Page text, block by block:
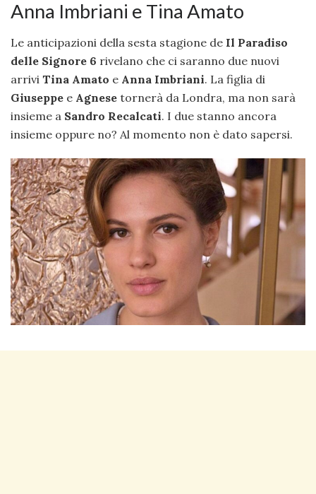
Anna Imbriani e Tina Amato
Le anticipazioni della sesta stagione de Il Paradiso
delle Signore 6 rivelano che ci saranno due nuovi
arrivi Tina Amato e Anna Imbriani. La figlia di
Giuseppe e Agnese tornerà da Londra, ma non sarà
insieme a Sandro Recalcati. I due stanno ancora
insieme oppure no? Al momento non è dato sapersi.